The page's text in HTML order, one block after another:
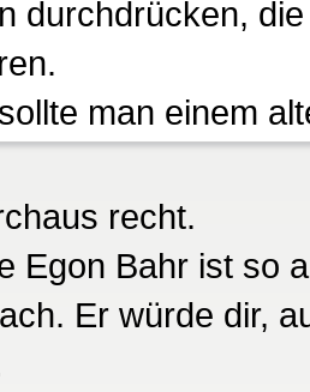
durchdrücken,
man einem
recht.
Egon Bahr ist so
Er würde dir,